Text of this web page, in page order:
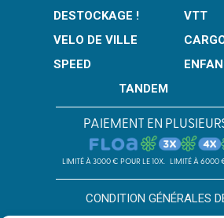
DESTOCKAGE !
VTT
VELO DE VILLE
SPEED
TANDEM
PAIEMENT EN
LIMITÉ À 3000 € POUR LE 10X. LIMITÉ À 6000
CONDITION GÉNÉRALES